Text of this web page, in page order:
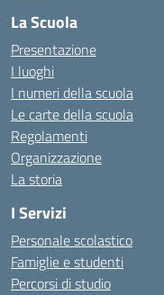
La Scuola
Presentazione
I luoghi
I numeri della scuola
Le carte della scuola
Regolamenti
Organizzazione
La storia
I Servizi
Personale scolastico
Famiglie e studenti
Percorsi di studio